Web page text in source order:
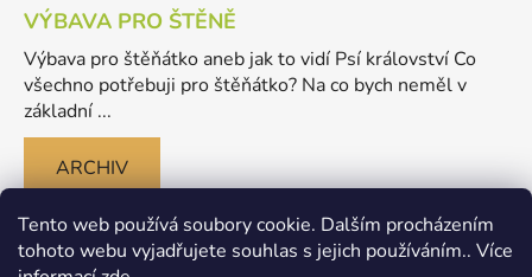
Tento web používá soubory cookie. Dalším procházením
tohoto webu vyjadřujete souhlas s jejich používáním.. Více
VÝBAVA PRO ŠTĚNĚ
Výbava pro štěňátko aneb jak to vidí Psí království Co
všechno potřebuji pro štěňátko? Na co bych neměl v
základní ...
ARCHIV